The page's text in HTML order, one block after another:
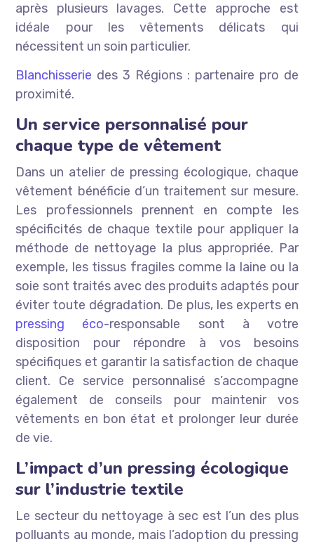
après plusieurs lavages. Cette approche est
idéale pour les vêtements délicats qui
nécessitent un soin particulier.
Blanchisserie des 3 Régions : partenaire pro de
proximité.
Un service personnalisé pour
chaque type de vêtement
Dans un atelier de pressing écologique, chaque
vêtement bénéficie d’un traitement sur mesure.
Les professionnels prennent en compte les
spécificités de chaque textile pour appliquer la
méthode de nettoyage la plus appropriée. Par
exemple, les tissus fragiles comme la laine ou la
soie sont traités avec des produits adaptés pour
éviter toute dégradation. De plus, les experts en
pressing éco-responsable sont à votre
disposition pour répondre à vos besoins
spécifiques et garantir la satisfaction de chaque
client. Ce service personnalisé s’accompagne
également de conseils pour maintenir vos
vêtements en bon état et prolonger leur durée
de vie.
L’impact d’un pressing écologique
sur l’industrie textile
Le secteur du nettoyage à sec est l’un des plus
polluants au monde, mais l’adoption du pressing